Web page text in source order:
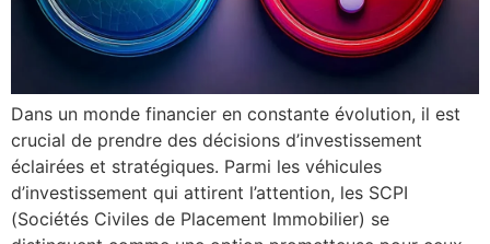
Dans un monde financier en constante évolution, il est
crucial de prendre des décisions d’investissement
éclairées et stratégiques. Parmi les véhicules
d’investissement qui attirent l’attention, les SCPI
(Sociétés Civiles de Placement Immobilier) se